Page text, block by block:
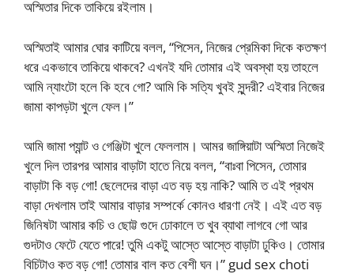
অস্মিতার দিকে তাকিয়ে রইলাম।
অস্মিতাই আমার ঘোর কাটিয়ে বলল, “পিসেন, নিজের প্রেমিকা দিকে কতক্ষণ
ধরে একভাবে তাকিয়ে থাকবে? এখনই যদি তোমার এই অবস্থা হয় তাহলে
আমি ন্যাংটো হলে কি হবে গো? আমি কি সত্যি খুবই সুন্দরী? এইবার নিজের
জামা কাপড়টা খুলে ফেল।”
আমি জামা প্যান্ট ও গেঞ্জিটা খুলে ফেললাম। আমর জাঙ্গিয়াটা অস্মিতা নিজেই
খুলে দিল তারপর আমার বাড়াটা হাতে নিয়ে বলল, “বাঃবা পিসেন, তোমার
বাড়াটা কি বড় গো! ছেলেদের বাড়া এত বড় হয় নাকি? আমি ত এই প্রথম
বাড়া দেখলাম তাই আমার বাড়ার সম্পর্কে কোনও ধারণা নেই। এই এত বড়
জিনিষটা আমার কচি ও ছোট্ট গুদে ঢোকালে ত খুব ব্যাথা লাগবে গো আর
গুদটাও ফেটে যেতে পারে! তুমি একটু আস্তে আস্তে বাড়াটা ঢুকিও। তোমার
বিচিটাও কত বড় গো! তোমার বাল কত বেশী ঘন।” gud sex choti